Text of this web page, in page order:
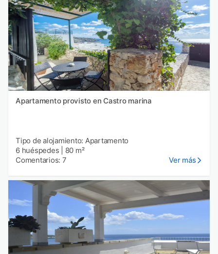
Apartamento provisto en Castro marina
Tipo de alojamiento: Apartamento
6 huéspedes
80 m²
Comentarios: 7
Ver más